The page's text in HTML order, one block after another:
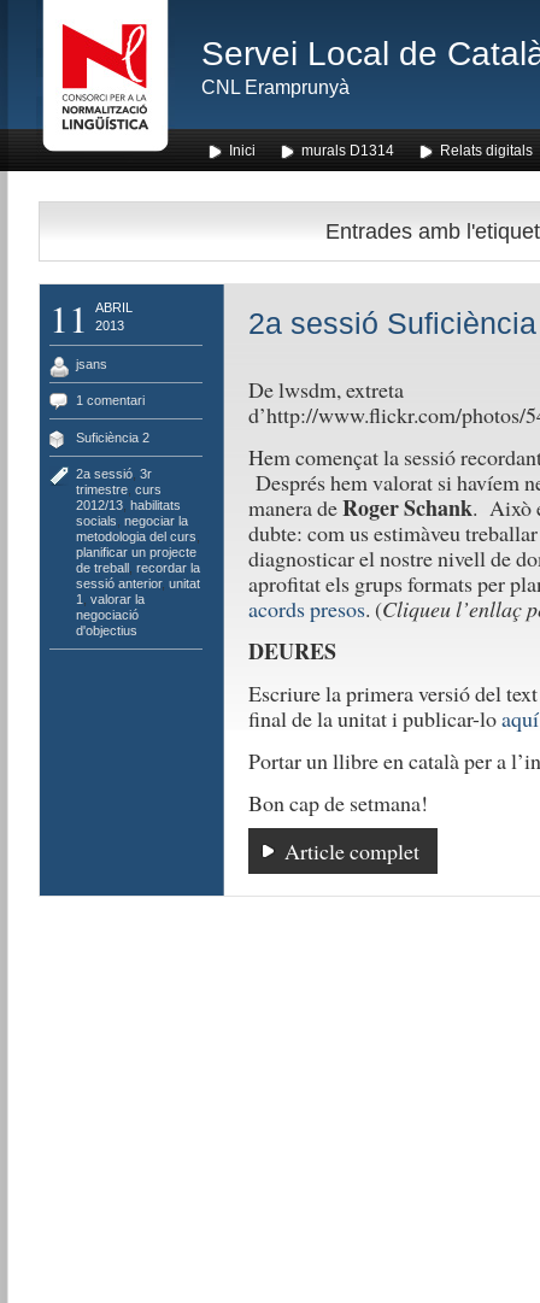
Servei Local de
CNL Eramprunyà
Inici murals D1314 Relats digitals
Entrades amb
11
ABRIL
2013
jsans
1 comentari
Suficiència 2
2a sessió, 3r
trimestre, curs
2012/13, habilitats
socials negociar la
metodologia del curs
planificar un projecte
de treball, recordar la
sessió anterior, unitat
1
valorar la
negociació
d'objectius
2a sessió
De lwsdm, extreta
d’http://www.flickr.com/photos/
Hem començat la sessió
Després hem valorat si havíem
manera deRoger Schank. Això
dubte: com us estimàveu
diagnosticar el nostre nivell de
aprofitat els grups formats per
acords presos. (Cliqueu l’enllaç
DEURES
Escriure la primera versió del
final de la unitat i publicar-loaquí
Portar un llibre en català per a
Bon cap de setmana!
Article complet